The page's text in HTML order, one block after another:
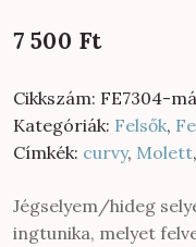
7 500 Ft
Cikkszám: FE7304-
Kategóriák: Felsők,
Címkék: curvy, Molett,
Jégselyem/hideg
ingtunika, melyet